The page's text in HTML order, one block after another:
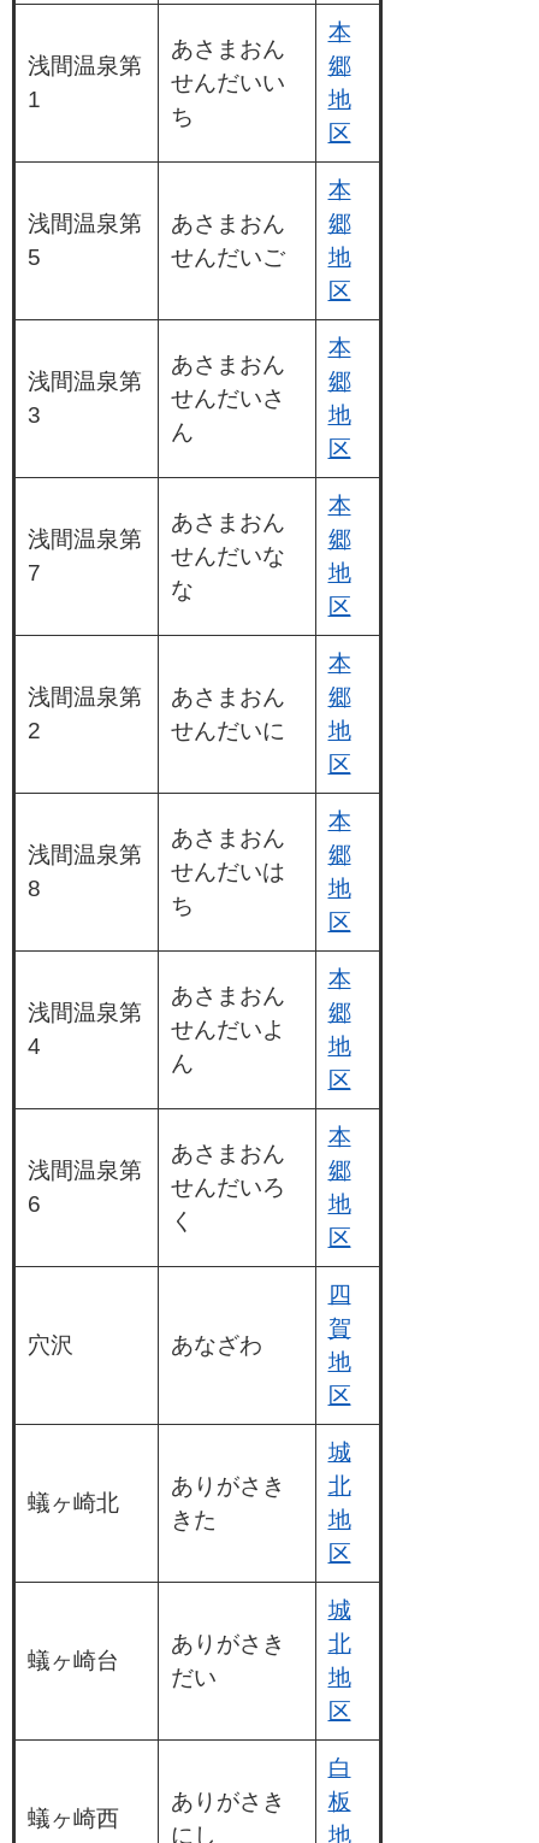
浅間温泉第
1
あさまおん
せんだいい
ち
本
郷
地
区
浅間温泉第
5
あさまおん
せんだいご
本
郷
地
区
浅間温泉第
3
あさまおん
せんだいさ
ん
本
郷
地
区
浅間温泉第
7
あさまおん
せんだいな
な
本
郷
地
区
浅間温泉第
2
あさまおん
せんだいに
本
郷
地
区
浅間温泉第
8
あさまおん
せんだいは
ち
本
郷
地
区
浅間温泉第
4
あさまおん
せんだいよ
ん
本
郷
地
区
浅間温泉第
6
あさまおん
せんだいろ
く
本
郷
地
区
穴沢 あなざわ
四
賀
地
区
蟻ヶ崎北
ありがさき
きた
城
北
地
区
蟻ヶ崎台
ありがさき
だい
城
北
地
区
蟻ヶ崎西
ありがさき
にし
白
板
地